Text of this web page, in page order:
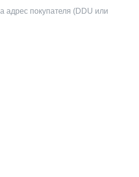
адрес покупателя (DDU или